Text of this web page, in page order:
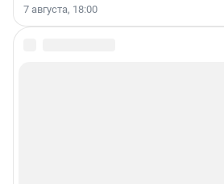
7 августа, 18:00